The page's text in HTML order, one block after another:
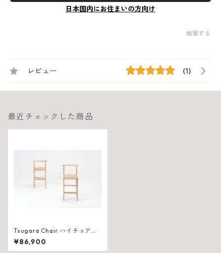
日本国内にお住まいの方向け
通報する
レビュー (1)
最近チェックした商品
Tsugara Chair ハイチェア
（W460×D420×H920（SH6
25）mm）
¥86,900